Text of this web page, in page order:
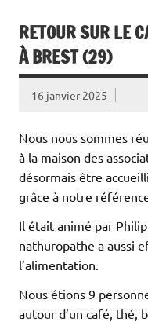
RETOUR SUR LE
À BREST (29)
16 janvier 2025
Nous nous sommes
à la maison des
désormais être
grâce à notre
Il était animé par
nathuropathe a aussi
l’alimentation.
Nous étions 9
autour d’un café, thé,